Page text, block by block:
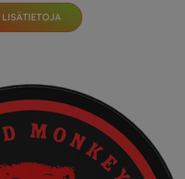
LISÄTIETOJA